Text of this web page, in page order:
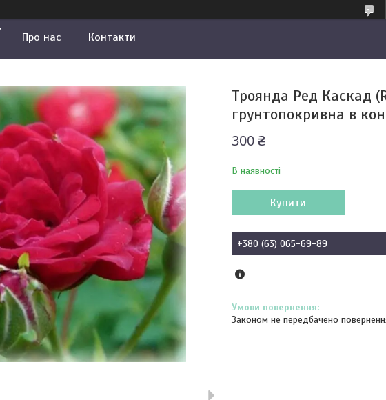
Про нас Контакти
Троянда Ред Каскад
грунтопокривна в
300 ₴
В наявності
Купити
+380 (63) 065-69-89
Законом не передбачено